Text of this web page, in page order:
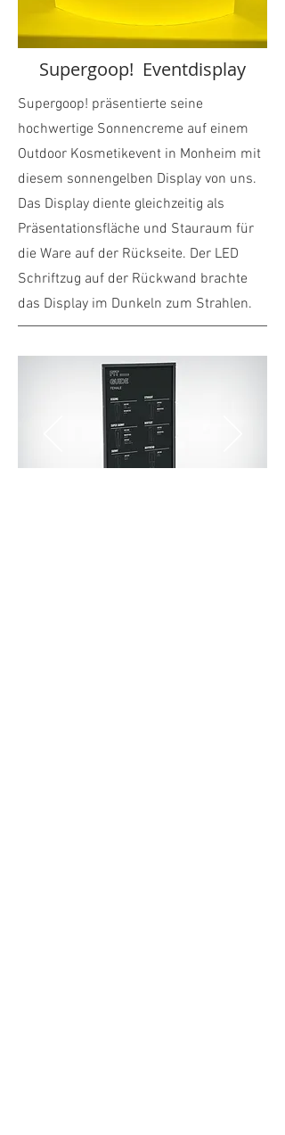
Supergoop! Eventdisplay
Supergoop! präsentierte seine
hochwertige Sonnencreme auf einem
Outdoor Kosmetikevent in Monheim mit
diesem sonnengelben Display von uns.
Das Display diente gleichzeitig als
Präsentationsfläche und Stauraum für
die Ware auf der Rückseite. Der LED
Schriftzug auf der Rückwand brachte
das Display im Dunkeln zum Strahlen.